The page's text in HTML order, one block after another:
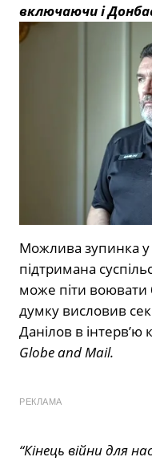
включаючи і
Можлива зупинка у
підтримана
може піти воювати
думку висловив
Данілов в
Globe and Mail.
РЕКЛАМА
“Кінець війни для